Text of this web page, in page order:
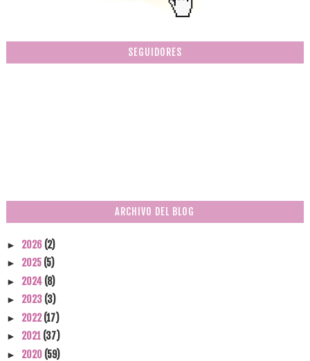
SEGUIDORES
ARCHIVO DEL BLOG
► 2026 (2)
► 2025 (5)
► 2024 (8)
► 2023 (3)
► 2022(17)
► 2021 (37)
► 2020 (59)